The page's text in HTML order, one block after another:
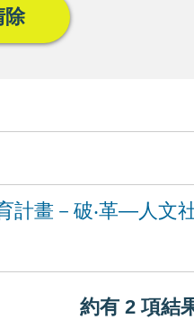
除
計畫－破‧革—人文
約有 2 項結